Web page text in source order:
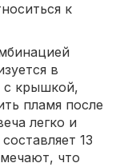
к
в
с крышкой,
пламя после
легко и
13
что